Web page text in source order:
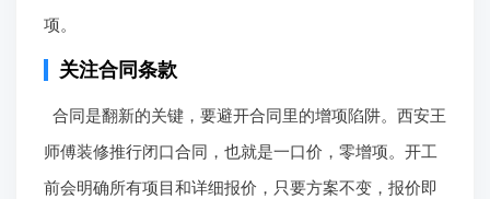
项。
关注合同条款
合同是翻新的关键，要避开合同里的增项陷阱。西安王
师傅装修推行闭口合同，也就是一口价，零增项。开工
前会明确所有项目和详细报价，只要方案不变，报价即